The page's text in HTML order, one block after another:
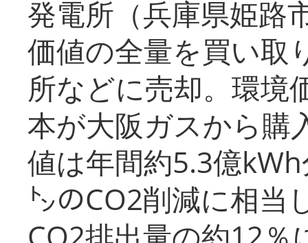
発電所（兵庫県姫路
価値の全量を買い取
所などに売却。環境
本が大阪ガスから購
値は年間約5.3億
㌧のCO2削減に相当